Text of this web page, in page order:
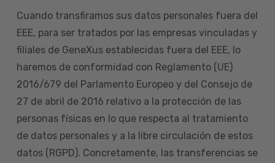
Cuando transfiramos sus datos personales fuera del
EEE, para ser tratados por las empresas vinculadas y
filiales de GeneXus establecidas fuera del EEE, lo
haremos de conformidad con Reglamento (UE)
2016/679 del Parlamento Europeo y del Consejo de
27 de abril de 2016 relativo a la protección de las
personas físicas en lo que respecta al tratamiento
de datos personales y a la libre circulación de estos
datos (RGPD). Concretamente, las transferencias se